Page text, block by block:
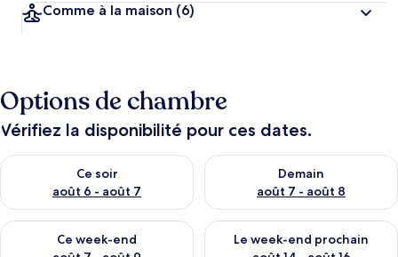
Comme à la maison (6)
Options de chambre
Vérifiez la disponibilité pour ces dates.
Ce soir
août 6 - août 7
Vérifier la disponibilité pour ce soir août 6 - août 7
Demain
août 7 - août 8
Vérifier la disponibilité pour
Ce week-end
Vérifier la disponibilité pour ce week-end août 7 - août 9
Le week-end prochain
Vérifier la disponibilité pour